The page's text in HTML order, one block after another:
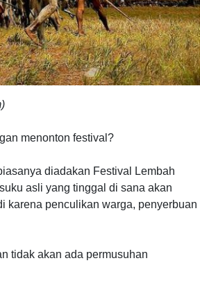
menonton festival?
diadakan Festival Lembah
asli yang tinggal di sana akan
karena penculikan warga, penyerbuan
tidak akan ada permusuhan